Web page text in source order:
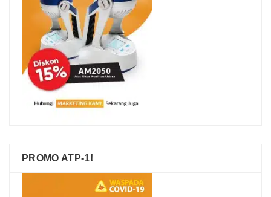
PROMO ATP-1!